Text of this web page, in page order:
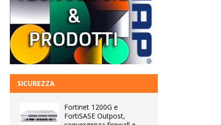
SICUREZZA
Fortinet 1200G e
FortiSASE Outpost,